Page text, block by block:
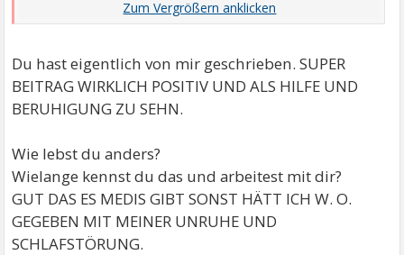
meine liebe Frau auch, wer noch niemals an dieser
verstehen. Trotzdem, die Liebe, die dir dein guter
Mann trotzdem schenkt, ist ganz arg wichtig für dich.
versuchen in unserer Depression, uns Liebe
schenken, die sind ganz arg wichtig für uns.
Wenn du wie ich anfällig für die Depression bist, aber
dabei deine Lebenskerze, an beiden Enden
Du hast eigentlich von mir geschrieben. SUPER
BEITRAG WIRKLICH POSITIV UND ALS HILFE UND
BERUHIGUNG ZU SEHN.
Wie lebst du anders?
Wielange kennst du das und arbeitest mit dir?
GUT DAS ES MEDIS GIBT SONST HÄTT ICH W. O.
GEGEBEN MIT MEINER UNRUHE UND
SCHLAFSTÖRUNG.